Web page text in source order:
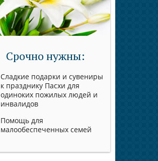
Срочно нужны:
Сладкие подарки и сувениры
к празднику Пасхи для
одиноких пожилых людей и
инвалидов
Помощь для
малообеспеченных семей